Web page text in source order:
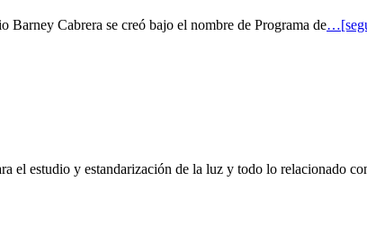
Barney Cabrera se creó bajo el nombre de Programa de
el estudio y estandarización de la luz y todo lo relacionado